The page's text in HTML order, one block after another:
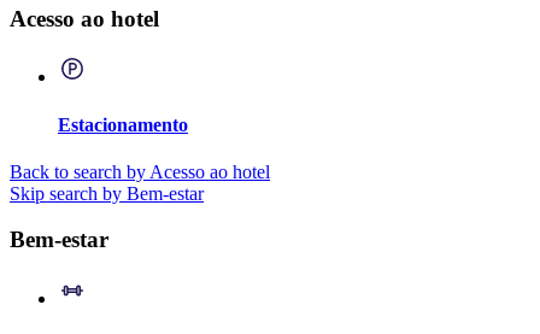
Acesso ao hotel
Estacionamento
Back to search by Acesso ao hotel
Skip search by Bem-estar
Bem-estar